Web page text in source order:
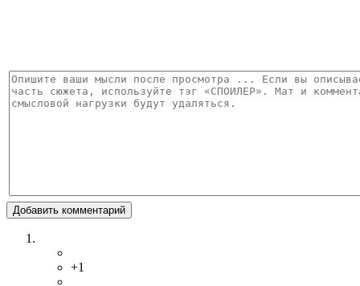
Добавить комментарий
+1